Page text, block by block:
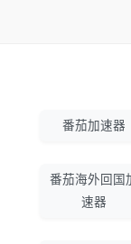
番茄加速器
番茄海外回国
速器